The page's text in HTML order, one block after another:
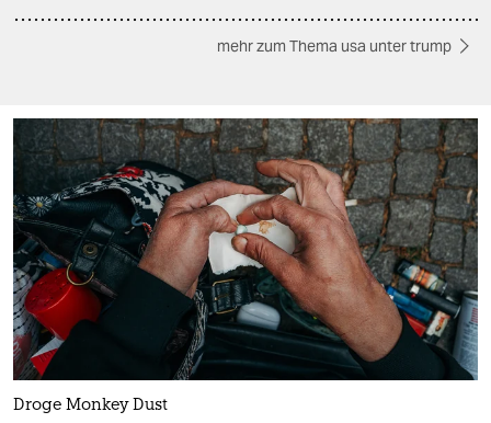
mehr zum Thema usa unter trump
Droge Monkey Dust